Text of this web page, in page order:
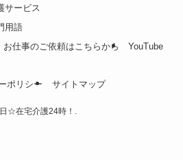
サービス
用語
お仕事のご依頼はこちらから YouTube
ポリシー サイトマップ
☆在宅介護24時！.